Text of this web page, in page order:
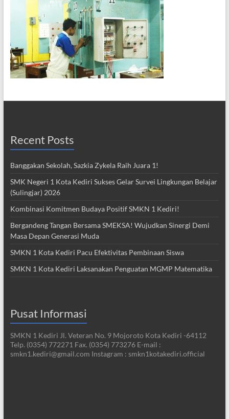
Recent Posts
Banggakan Sekolah, Sazkia Zykela Raih Juara 1!
SMK Negeri 1 Kota Kediri Sukses Gelar Survei Lingkungan Belajar
(Sulingjar) 2026
Kombinasi Komitmen Budaya Positif SMKN 1 Kediri!
Bergandeng Tangan Bersama SMEKSA! Wujudkan Sinergi Demi
Masa Depan Generasi Muda
SMKN 1 Kota Kediri Pacu Efektivitas Pembinaan Siswa
SMKN 1 Kota Kediri Laksanakan Penguatan MGMP Matematika
Pusat Informasi
SMKN 1 Kediri Jl. Veteran No. 9 Mojoroto Kota Kediri -64112
Telp. (0354) 772271 Fax. (0354) 773276 E-mail :
smkn1.kediri@gmail.com Instagram : smkn1kotakediri.official